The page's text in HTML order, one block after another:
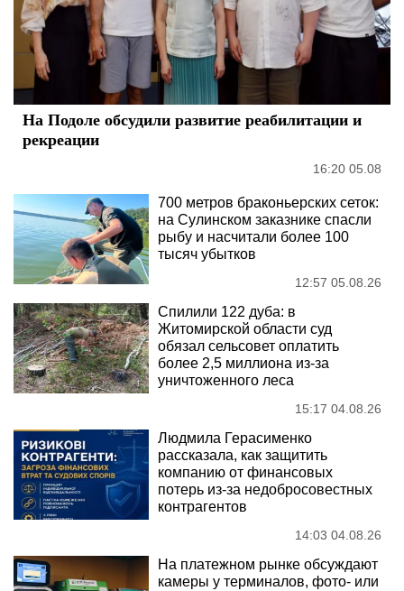
На Подоле обсудили развитие реабилитации и
рекреации
16:20 05.08
700 метров браконьерских сеток:
на Сулинском заказнике спасли
рыбу и насчитали более 100
тысяч убытков
12:57 05.08.26
Спилили 122 дуба: в
Житомирской области суд
обязал сельсовет оплатить
более 2,5 миллиона из-за
уничтоженного леса
15:17 04.08.26
Людмила Герасименко
рассказала, как защитить
компанию от финансовых
потерь из-за недобросовестных
контрагентов
14:03 04.08.26
На платежном рынке обсуждают
камеры у терминалов, фото- или